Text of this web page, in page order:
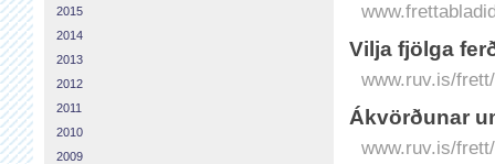
Vilja fjölga
www.ruv.is/
Ákvörðunar
www.ruv.is/
2015
2014
2013
2012
2011
2010
2009